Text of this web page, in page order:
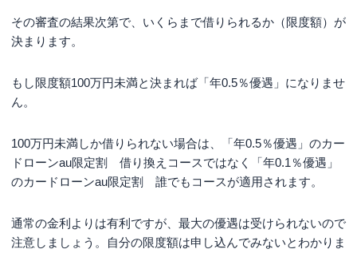
その審査の結果次第で、いくらまで借りられるか（限度額）が
決まります。
もし限度額100万円未満と決まれば「年0.5％優遇」になりませ
ん。
100万円未満しか借りられない場合は、「年0.5％優遇」のカー
ドローンau限定割 借り換えコースではなく「年0.1％優遇」
のカードローンau限定割 誰でもコースが適用されます。
通常の金利よりは有利ですが、最大の優遇は受けられないので
注意しましょう。自分の限度額は申し込んでみないとわかりま